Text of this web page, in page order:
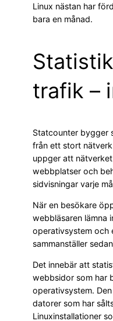
Linux nästan har
bara en månad.
trafik –
Statcounter bygger
från ett stort
uppger att
webbplatser och
sidvisningar varje
När en besökare
webbläsaren lämna
operativsystem och
sammanställer
Det innebär att
webbsidor som har
operativsystem.
datorer som har
Linuxinstallationer